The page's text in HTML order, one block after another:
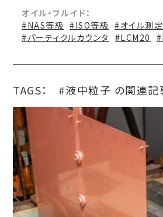
オイル・フルイド：
#NAS等級 #ISO等級 #オイル測定
#パーティクルカウンタ
#LCM20
TAGS： #液中粒子 の関連記